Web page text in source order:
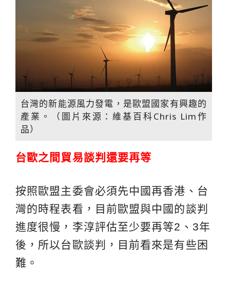
台灣的新能源風力發電，是歐盟國家有興趣的
產業。（圖片來源：維基百科Chris Lim作
品）
台歐之間貿易談判還要再等
按照歐盟主委會必須先中國再香港、台
灣的時程表看，目前歐盟與中國的談判
進度很慢，李淳評估至少要再等2、3年
後，所以台歐談判，目前看來是有些困
難。